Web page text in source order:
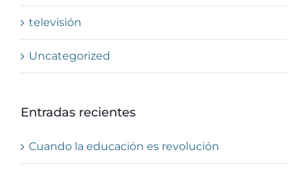
televisión
Uncategorized
Entradas recientes
Cuando la educación es revolución